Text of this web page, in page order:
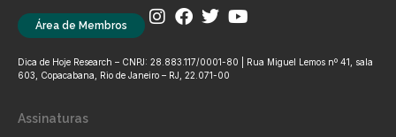
Área de Membros
Dica de Hoje Research – CNPJ: 28.883.117/0001-80 | Rua Miguel Lemos nº 41, sala
603, Copacabana, Rio de Janeiro – RJ, 22.071-00
Assinaturas